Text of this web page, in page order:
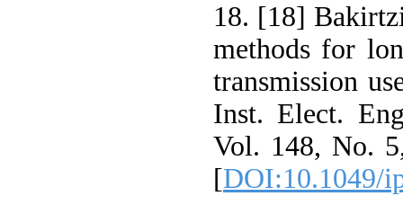
18. [18]
methods for
transmission
Inst. Elect.
Vol. 148, No.
[DOI:10.1049/